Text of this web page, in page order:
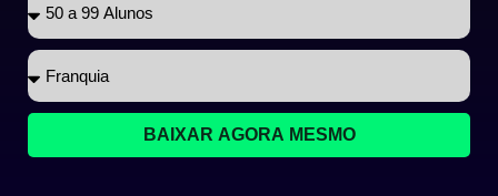
BAIXAR AGORA MESMO